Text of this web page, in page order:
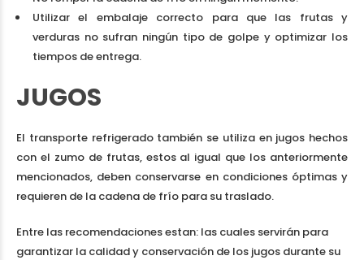
Utilizar el embalaje correcto para que las frutas y
verduras no sufran ningún tipo de golpe y optimizar los
tiempos de entrega.
JUGOS
El transporte refrigerado también se utiliza en jugos hechos
con el zumo de frutas, estos al igual que los anteriormente
mencionados, deben conservarse en condiciones óptimas y
requieren de la cadena de frío para su traslado.
Entre las recomendaciones estan: las cuales servirán para
garantizar la calidad y conservación de los jugos durante su